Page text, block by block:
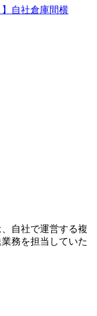
自社で運営する複
務を担当していた